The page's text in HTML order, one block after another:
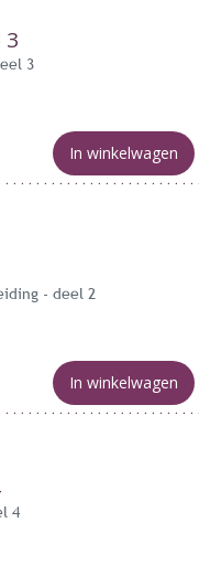
3
3
In winkelwagen
- deel 2
In winkelwagen
4